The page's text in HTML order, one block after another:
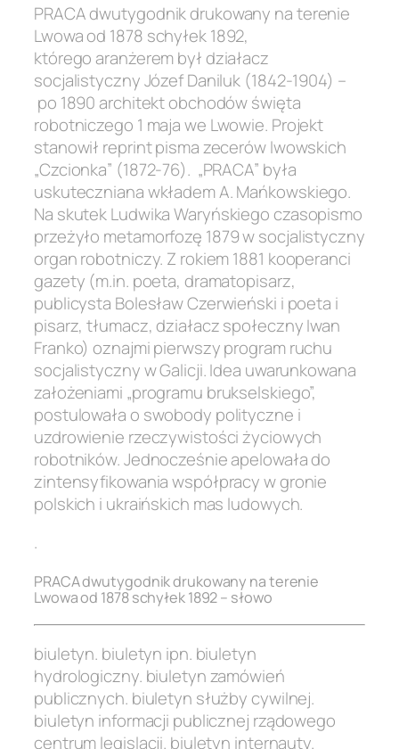
PRACA dwutygodnik drukowany na terenie
Lwowa od 1878 schyłek 1892,
którego aranżerem był działacz
socjalistyczny Józef Daniluk (1842-1904) –
po 1890 architekt obchodów święta
robotniczego 1 maja we Lwowie. Projekt
stanowił reprint pisma zecerów lwowskich
„Czcionka” (1872-76). „PRACA” była
uskuteczniana wkładem A. Mańkowskiego.
Na skutek Ludwika Waryńskiego czasopismo
przeżyło metamorfozę 1879 w socjalistyczny
organ robotniczy. Z rokiem 1881 kooperanci
gazety (m.in. poeta, dramatopisarz,
publicysta Bolesław Czerwieński i poeta i
pisarz, tłumacz, działacz społeczny Iwan
Franko) oznajmi pierwszy program ruchu
socjalistyczny w Galicji. Idea uwarunkowana
założeniami „programu brukselskiego”,
postulowała o swobody polityczne i
uzdrowienie rzeczywistości życiowych
robotników. Jednocześnie apelowała do
zintensyfikowania współpracy w gronie
polskich i ukraińskich mas ludowych.
.
PRACA dwutygodnik drukowany na terenie
Lwowa od 1878 schyłek 1892 – słowo
biuletyn. biuletyn ipn. biuletyn
hydrologiczny. biuletyn zamówień
publicznych. biuletyn służby cywilnej.
biuletyn informacji publicznej rządowego
centrum legislacji. biuletyn internauty.